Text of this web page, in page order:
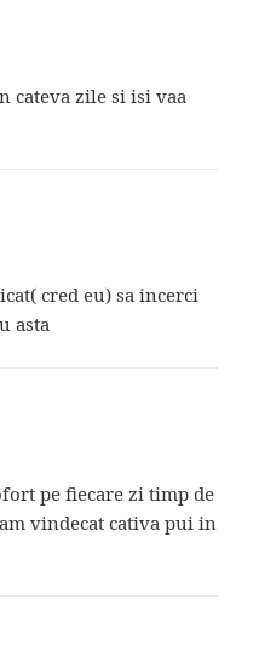
cateva zile si isi vaa
cred eu) sa incerci
asta
pe fiecare zi timp de
vindecat cativa pui in